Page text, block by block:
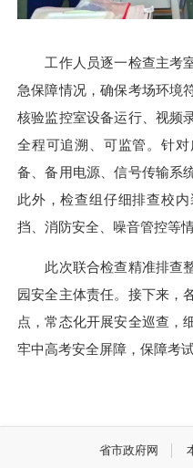
工作人员逐一检查主考室
急保障情况，确保考场环境
核验监控室设备运行、视频
全程可追溯、可监管。针
备、备用电源、信号传输系
此外，检查组仔细排查校
挡、消防安全、噪音管控等情
此次联合检查精准排查整
园安全主体责任。接下来，
点，常态化开展安全巡查，
牢中高考安全屏障，保障考
省市政府网